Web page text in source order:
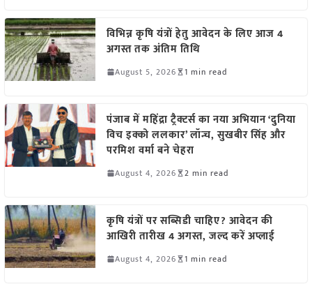
विभिन्न कृषि यंत्रों हेतु आवेदन के लिए आज 4
अगस्त तक अंतिम तिथि
August 5, 2026 1 min read
पंजाब में महिंद्रा ट्रैक्टर्स का नया अभियान ‘दुनिया
विच इक्को ललकार’ लॉन्च, सुखबीर सिंह और
परमिश वर्मा बने चेहरा
August 4, 2026 2 min read
कृषि यंत्रों पर सब्सिडी चाहिए? आवेदन की
आखिरी तारीख 4 अगस्त, जल्द करें अप्लाई
August 4, 2026 1 min read